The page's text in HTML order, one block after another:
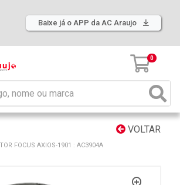
Baixe já o APP da AC Araujo
0
VOLTAR
FOCUS AXIOS-1901 : AC3904A